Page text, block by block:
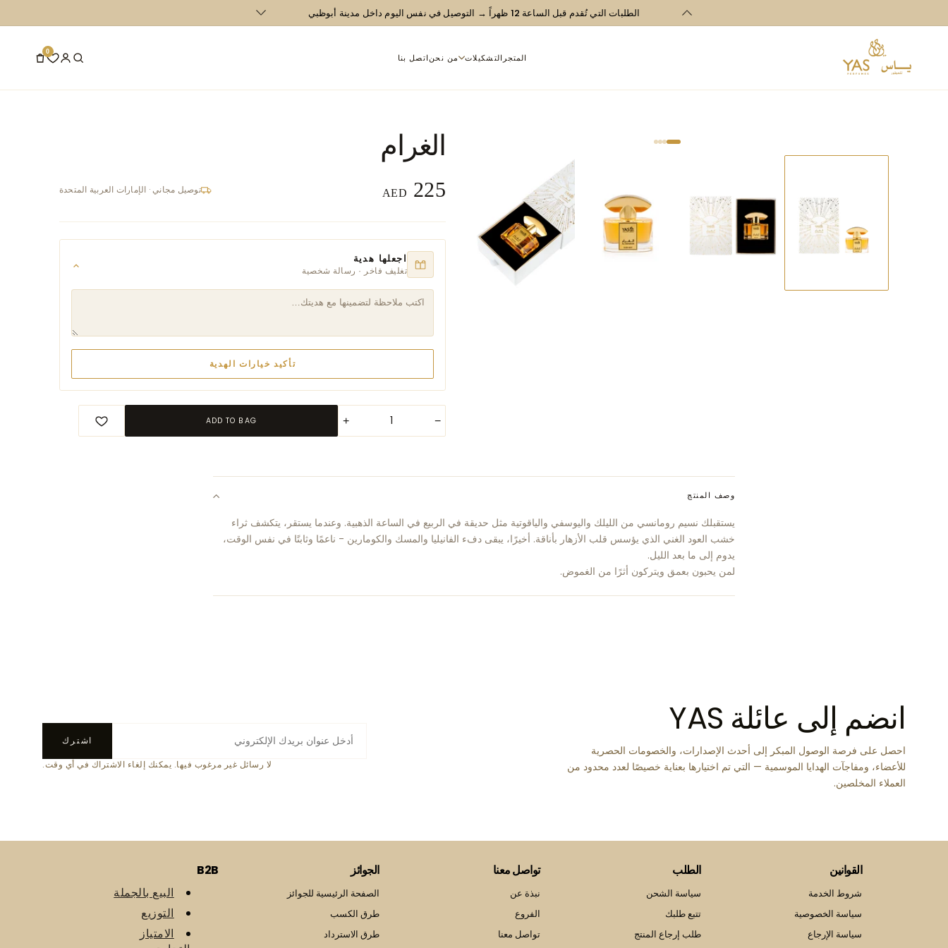
المحتوى
الطلبات التي تُقدم قبل الساعة 12 ظهراً → التوصيل في نفس اليوم داخل مدينة أبوظبي شحن مجاني للطلبات التي تزيد قيمتها عن 400 درهم إماراتي في الإمارات العربية المتحدة و700 درهم إماراتي في دول مجلس التعاون الخليجي
المتجر التشكيلات من نحناتصل بنا
0
الغرام
AED 225 توصيل مجاني · الإمارات العربية المتحدة
اجعلها هدية
تغليف فاخر · رسالة شخصية
تأكيد خيارات الهدية
−
+
ADD TO BAG
وصف المنتج
يستقبلك نسيم رومانسي من الليلك واليوسفي والياقوتية مثل حديقة في الربيع في الساعة الذهبية. وعندما يستقر، يتكشف ثراء
خشب العود الغني الذي يؤسس قلب الأزهار بأناقة. أخيرًا، يبقى دفء الفانيليا والمسك والكومارين - ناعمًا وثابتًا في نفس الوقت،
يدوم إلى ما بعد الليل.
لمن يحبون بعمق ويتركون أثرًا من الغموض.
انضم إلى عائلة YAS
احصل على فرصة الوصول المبكر إلى أحدث الإصدارات، والخصومات الحصرية
للأعضاء، ومفاجآت الهدايا الموسمية — التي تم اختيارها بعناية خصيصًا لعدد محدود من
العملاء المخلصين.
اشترك
لا رسائل غير مرغوب فيها. يمكنك إلغاء الاشتراك في أي وقت.
القوانين
شروط الخدمة
سياسة الخصوصية
سياسة الإرجاع
الطلب
سياسة الشحن
تتبع طلبك
طلب إرجاع المنتج
تواصل معنا
نبذة عن
الفروع
تواصل معنا
الجوائز
الصفحة الرئيسية للجوائز
طرق الكسب
طرق الاسترداد
B2B
البيع بالجملة
التوزيع
الامتياز